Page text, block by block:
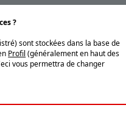
?
sont stockées dans la base de
Profil (généralement en haut des
vous permettra de changer